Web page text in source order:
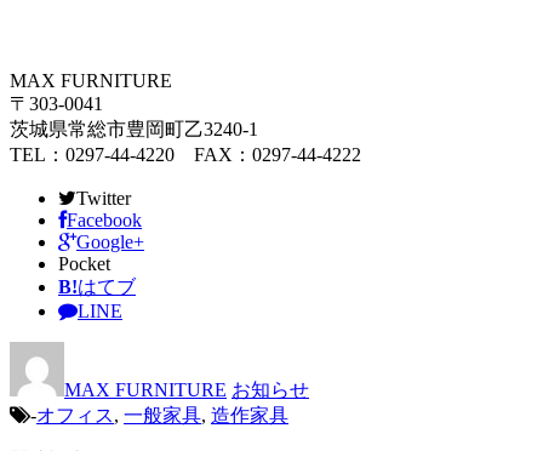
MAX FURNITURE
〒303-0041
茨城県常総市豊岡町乙3240-1
TEL：0297-44-4220 FAX：0297-44-4222
Twitter
Facebook
Google+
Pocket
B!はてブ
LINE
MAX FURNITURE お知らせ
-オフィス, 一般家具, 造作家具